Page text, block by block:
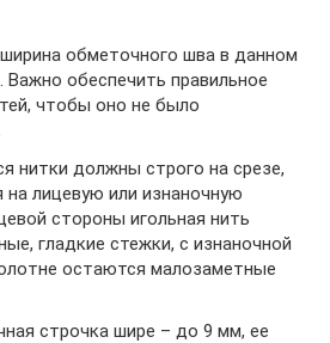
обметочного шва в данном
Важно обеспечить правильное
чтобы оно не было
нитки должны строго на срезе,
лицевую или изнаночную
стороны игольная нить
гладкие стежки, с изнаночной
остаются малозаметные
строчка шире – до 9 мм, ее